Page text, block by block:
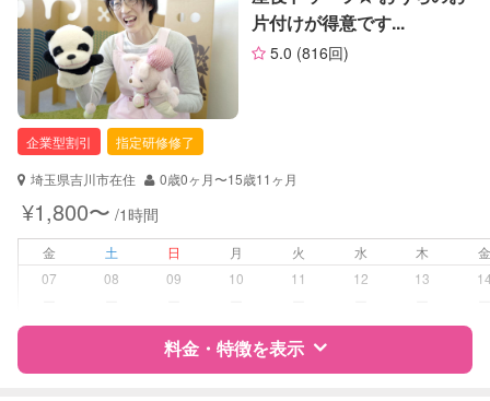
定期予約 お引き受けしていません
お子様の撮影
（定期特典）
対応不可
サポートの特徴
資格
企業型割引対象(旧内閣府補助対象)
自治体届出済ベビーシッター
保育士
幼稚園教諭
全国保育サービス協会(ACSA)認定ベ
対応可能/特徴
送迎サポート
早朝対応
病児、病後児、ともに不可
片付けが得意です...
5.0 (816回)
企業型割引
指定研修修了
埼玉県吉川市在住
0歳0ヶ月〜15歳11ヶ月
¥1,800〜 /1時間
金 土 日 月 火 水 木
07
08 09 10 11 12 13
料金・特徴を表示